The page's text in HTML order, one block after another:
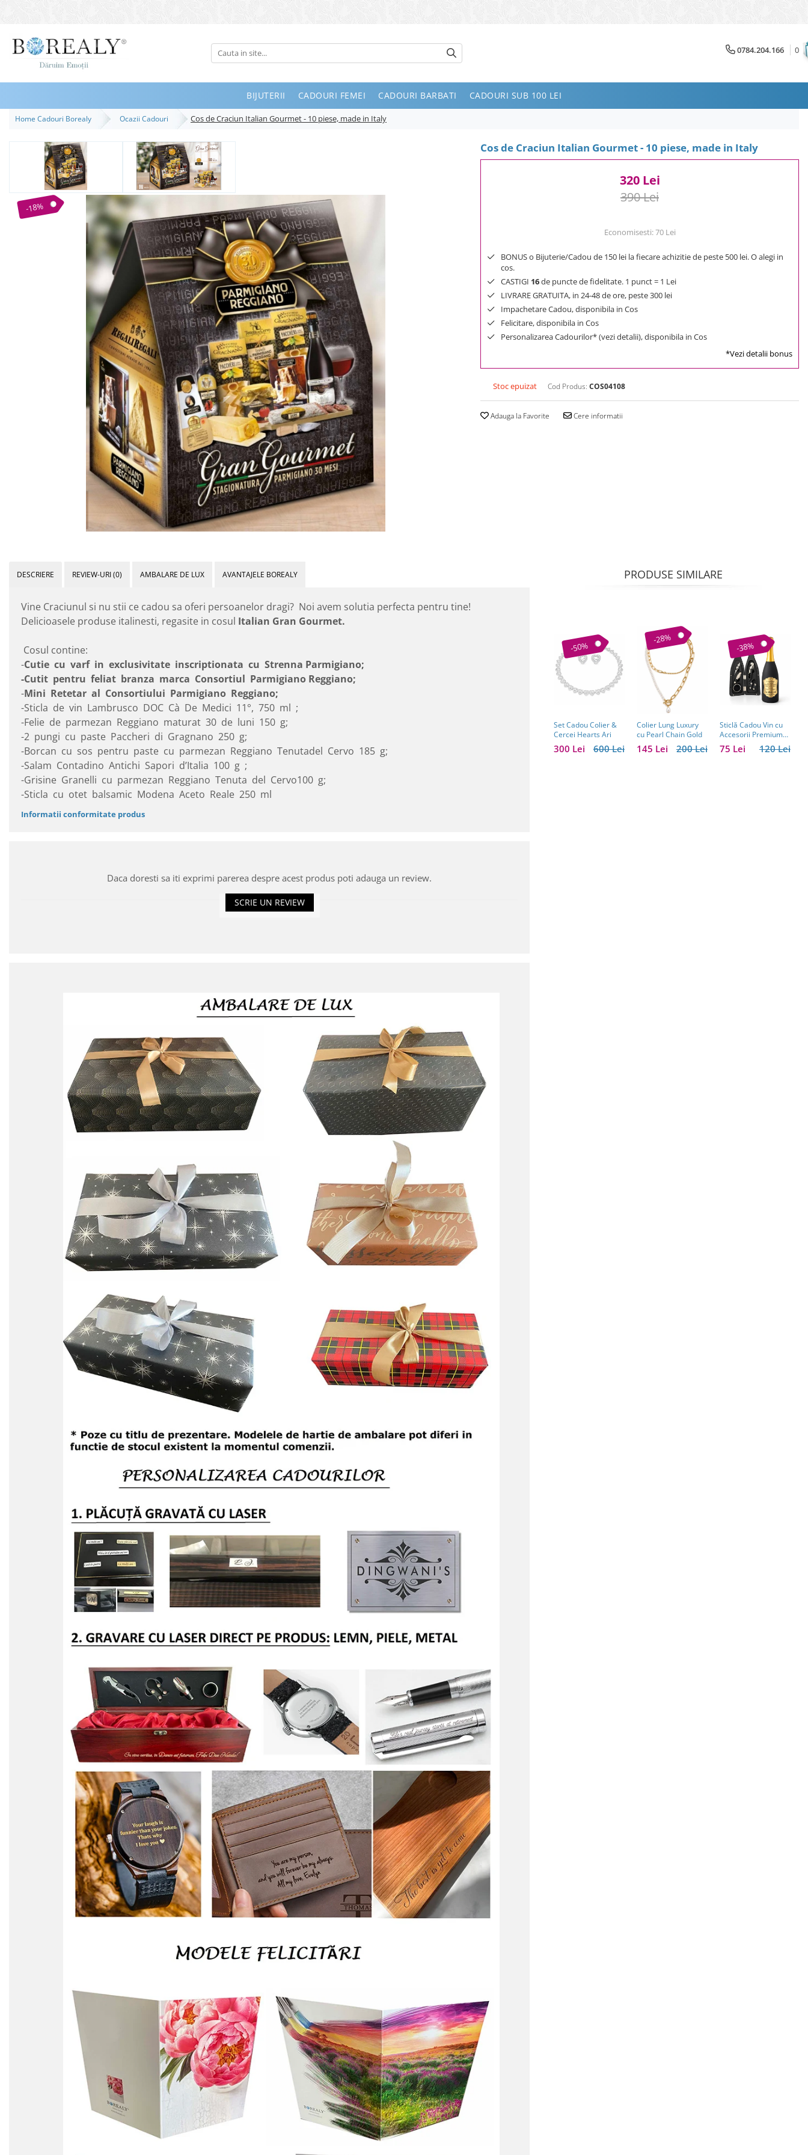
Bijuterii
Inele
Bratari
Destinatari
0784.204.166 0
BIJUTERII CADOURI FEMEI CADOURI BARBATI CADOURI SUB 100 LEI
Home Cadouri Borealy Ocazii Cadouri Cos de Craciun Italian Gourmet - 10 piese, made in Italy
Cos de Craciun Italian Gourmet - 10 piese, made in Italy
-18%
320 Lei
390 Lei
Economisesti:70 Lei
BONUS o Bijuterie/Cadou de 150 lei la fiecare achizitie de peste 500 lei. O alegi in
cos.
CASTIGI 16de puncte de fidelitate. 1 punct = 1 Lei
LIVRARE GRATUITA, in 24-48 de ore, peste 300 lei
Impachetare Cadou, disponibila in Cos
Felicitare, disponibila in Cos
Personalizarea Cadourilor* (vezi detalii), disponibila in Cos
*Vezi detalii bonus
Stoc epuizat Cod Produs: COS04108
Adauga la Favorite Cere informatii
DESCRIERE REVIEW-URI(0) AMBALARE DE LUX AVANTAJELE BOREALY
Vine Craciunul si nu stii ce cadou sa oferi persoanelor dragi? Noi avem solutia perfecta pentru tine!
Delicioasele produse italinesti, regasite in cosul Italian Gran Gourmet.
Cosul contine:
-Cutie cu varf in exclusivitate inscriptionata cu Strenna Parmigiano;
-Cutit pentru feliat branza marca Consortiul Parmigiano Reggiano;
-Mini Retetar al Consortiului Parmigiano Reggiano;
-Sticla de vin Lambrusco DOC Cà De Medici 11°, 750 ml ;
-Felie de parmezan Reggiano maturat 30 de luni 150 g;
-2 pungi cu paste Paccheri di Gragnano 250 g;
-Borcan cu sos pentru paste cu parmezan Reggiano Tenutadel Cervo 185 g;
-Salam Contadino Antichi Sapori d’Italia 100 g ;
-Grisine Granelli cu parmezan Reggiano Tenuta del Cervo100 g;
-Sticla cu otet balsamic Modena Aceto Reale 250 ml
Informatii conformitate produs
Daca doresti sa iti exprimi parerea despre acest produs poti adauga un review.
SCRIE UN REVIEW
PRODUSE SIMILARE
-50%
Set Cadou Colier &
Cercei Hearts Ari
600 Lei
300 Lei
-28%
Colier Lung Luxury
cu Pearl Chain Gold
200 Lei
145 Lei
-38%
Sticlă Cadou Vin cu
Accesorii Premium
Personalizată – Set
Elegant pentru120 Lei
75 Lei